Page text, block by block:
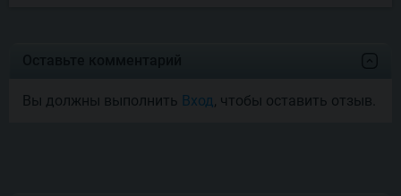
Вы должны выполнить Вход, чтобы оставить отзыв.